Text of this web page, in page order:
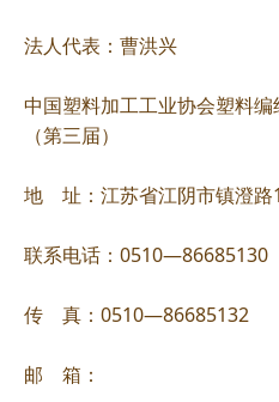
法人代表：曹洪兴
中国塑料加工工业协会塑料
（第三届）
地 址：江苏省江阴市镇澄路
联系电话：0510—86685130
传 真：0510—86685132
邮 箱：